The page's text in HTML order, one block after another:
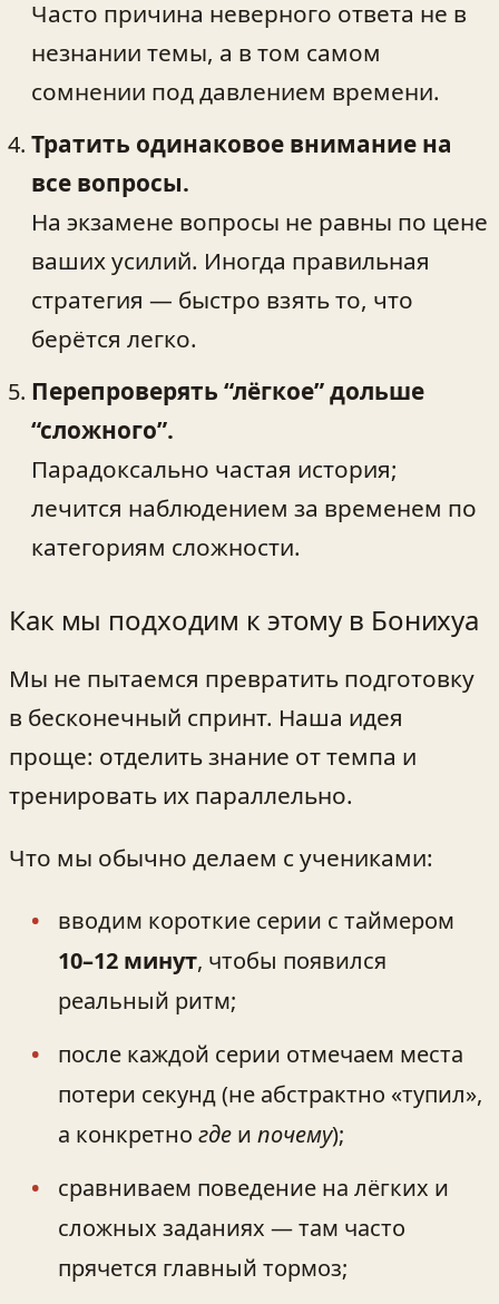
Часто причина неверного ответа не в
незнании темы, а в том самом
сомнении под давлением времени.
Тратить одинаковое внимание на
все вопросы.
На экзамене вопросы не равны по цене
ваших усилий. Иногда правильная
стратегия — быстро взять то, что
берётся легко.
Перепроверять “лёгкое” дольше
“сложного”.
Парадоксально частая история;
лечится наблюдением за временем по
категориям сложности.
Как мы подходим к этому в Бонихуа
Мы не пытаемся превратить подготовку
в бесконечный спринт. Наша идея
проще: отделить знание от темпа и
тренировать их параллельно.
Что мы обычно делаем с учениками:
вводим короткие серии с таймером
10–12 минут, чтобы появился
реальный ритм;
после каждой серии отмечаем места
потери секунд (не абстрактно «тупил»,
а конкретно где и почему);
сравниваем поведение на лёгких и
сложных заданиях — там часто
прячется главный тормоз;